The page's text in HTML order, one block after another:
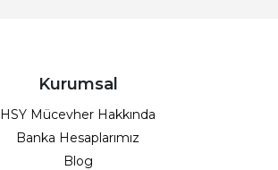
Kurumsal
HSY Mücevher Hakkında
Banka Hesaplarımız
Blog